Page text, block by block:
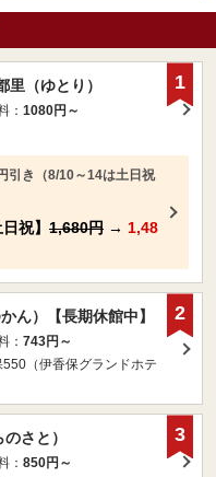
（ゆとり）
： 1080円～
き（8/10～14は土日祝
祝】 1,680円 → 1,48
1
ん）【長期休館中】
： 743円～
（伊香保グランドホテ
2
さと）
： 850円～
3